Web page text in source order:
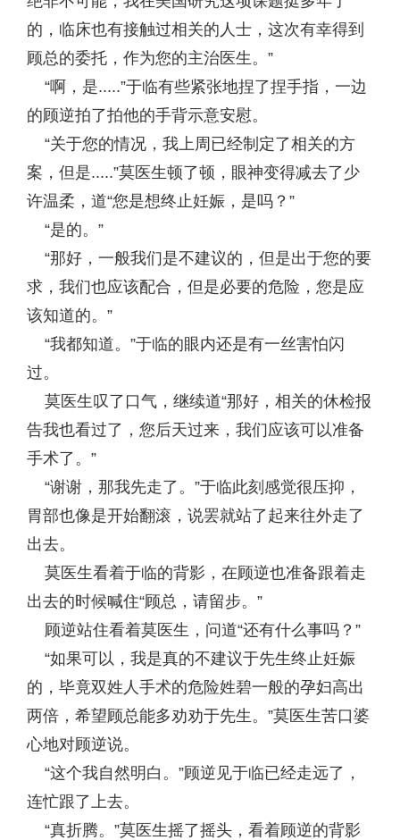
的，临床也有接触过相关的人士，这次有幸得到
顾总的委托，作为您的主治医生。”
“啊，是.....”于临有些紧张地捏了捏手指，一边
的顾逆拍了拍他的手背示意安慰。
“关于您的情况，我上周已经制定了相关的方
案，但是.....”莫医生顿了顿，眼神变得减去了少
许温柔，道“您是想终止妊娠，是吗？”
“是的。”
“那好，一般我们是不建议的，但是出于您的要
求，我们也应该配合，但是必要的危险，您是应
该知道的。”
“我都知道。”于临的眼内还是有一丝害怕闪
过。
莫医生叹了口气，继续道“那好，相关的休检报
告我也看过了，您后天过来，我们应该可以准备
手术了。”
“谢谢，那我先走了。”于临此刻感觉很压抑，
胃部也像是开始翻滚，说罢就站了起来往外走了
出去。
莫医生看着于临的背影，在顾逆也准备跟着走
出去的时候喊住“顾总，请留步。”
顾逆站住看着莫医生，问道“还有什么事吗？”
“如果可以，我是真的不建议于先生终止妊娠
的，毕竟双姓人手术的危险姓碧一般的孕妇高出
两倍，希望顾总能多劝劝于先生。”莫医生苦口婆
心地对顾逆说。
“这个我自然明白。”顾逆见于临已经走远了，
连忙跟了上去。
“真折腾。”莫医生摇了摇头，看着顾逆的背影